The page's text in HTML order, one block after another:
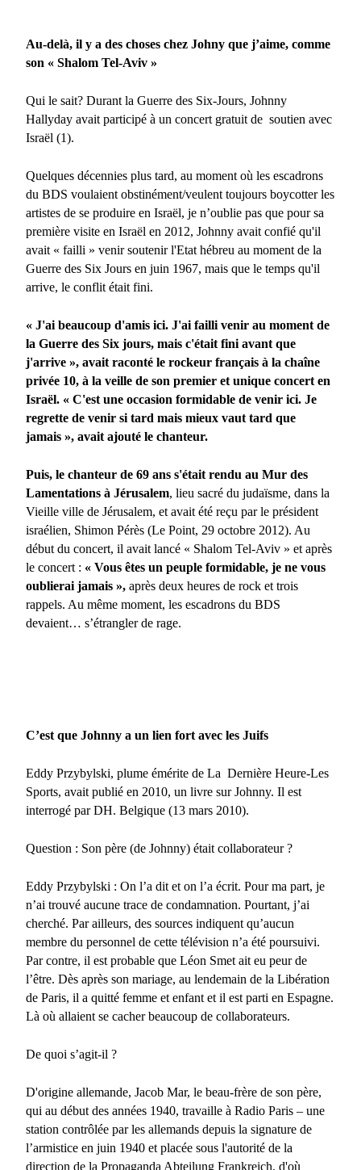
Au-delà, il y a des choses chez Johny que j’aime, comme
son « Shalom Tel-Aviv »
Qui le sait? Durant la Guerre des Six-Jours, Johnny
Hallyday avait participé à un concert gratuit de soutien avec
Israël (1).
Quelques décennies plus tard, au moment où les escadrons
du BDS voulaient obstinément/veulent toujours boycotter les
artistes de se produire en Israël, je n’oublie pas que pour sa
première visite en Israël en 2012, Johnny avait confié qu'il
avait « failli » venir soutenir l'Etat hébreu au moment de la
Guerre des Six Jours en juin 1967, mais que le temps qu'il
arrive, le conflit était fini.
« J'ai beaucoup d'amis ici. J'ai failli venir au moment de
la Guerre des Six jours, mais c'était fini avant que
j'arrive », avait raconté le rockeur français à la chaîne
privée 10, à la veille de son premier et unique concert en
Israël. « C'est une occasion formidable de venir ici. Je
regrette de venir si tard mais mieux vaut tard que
jamais », avait ajouté le chanteur.
Puis, le chanteur de 69 ans s'était rendu au Mur des
Lamentations à Jérusalem, lieu sacré du judaïsme, dans la
Vieille ville de Jérusalem, et avait été reçu par le président
israélien, Shimon Pérès (Le Point, 29 octobre 2012). Au
début du concert, il avait lancé « Shalom Tel-Aviv » et après
le concert : « Vous êtes un peuple formidable, je ne vous
oublierai jamais », après deux heures de rock et trois
rappels. Au même moment, les escadrons du BDS
devaient… s’étrangler de rage.
C’est que Johnny a un lien fort avec les Juifs
Eddy Przybylski, plume émérite de La Dernière Heure-Les
Sports, avait publié en 2010, un livre sur Johnny. Il est
interrogé par DH. Belgique (13 mars 2010).
Question : Son père (de Johnny) était collaborateur ?
Eddy Przybylski : On l’a dit et on l’a écrit. Pour ma part, je
n’ai trouvé aucune trace de condamnation. Pourtant, j’ai
cherché. Par ailleurs, des sources indiquent qu’aucun
membre du personnel de cette télévision n’a été poursuivi.
Par contre, il est probable que Léon Smet ait eu peur de
l’être. Dès après son mariage, au lendemain de la Libération
de Paris, il a quitté femme et enfant et il est parti en Espagne.
Là où allaient se cacher beaucoup de collaborateurs.
De quoi s’agit-il ?
D'origine allemande, Jacob Mar, le beau-frère de son père,
qui au début des années 1940, travaille à Radio Paris – une
station contrôlée par les allemands depuis la signature de
l’armistice en juin 1940 et placée sous l'autorité de la
direction de la Propaganda Abteilung Frankreich, d'où